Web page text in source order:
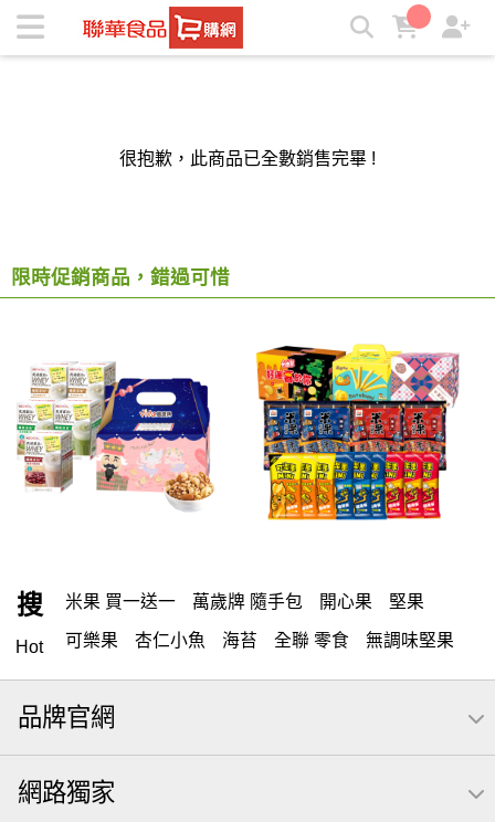
聯華食品e購網-Official Online Store | ★聯華食品e購網★
很抱歉，此商品已全數銷售完畢 !
限時促銷商品，錯過可惜
搜
Hot
米果 買一送一 萬歲牌 隨手包 開心果 堅果
可樂果 杏仁小魚 海苔 全聯 零食 無調味堅果
隨手包 無調味 全聯 禮盒 堅穀力 綜合纖果
薯條
栗 椒鹽 米果 甘栗 全聯 拜拜 萬歲牌 飲
可樂
品牌官網
網路獨家